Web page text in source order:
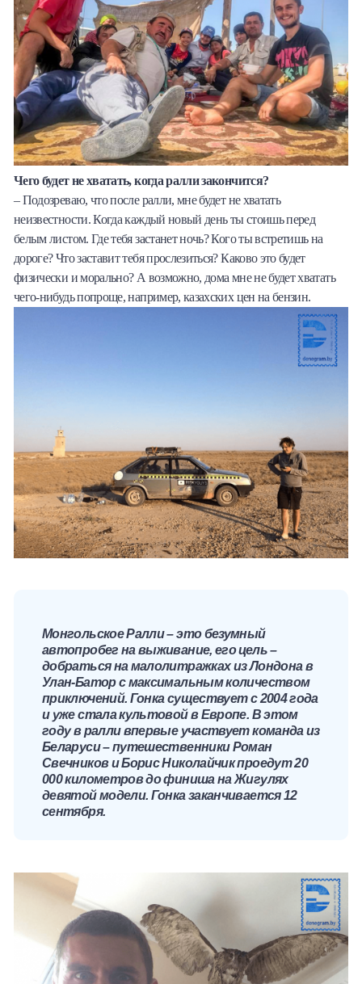
Чего будет не хватать, когда ралли закончится?
– Подозреваю, что после ралли, мне будет не хватать
неизвестности. Когда каждый новый день ты стоишь перед
белым листом. Где тебя застанет ночь? Кого ты встретишь на
дороге? Что заставит тебя прослезиться? Каково это будет
физически и морально? А возможно, дома мне не будет хватать
чего-нибудь попроще, например, казахских цен на бензин.
Монгольское Ралли – это безумный
автопробег на выживание, его цель –
добраться на малолитражках из Лондона в
Улан-Батор с максимальным количеством
приключений. Гонка существует с 2004 года
и уже стала культовой в Европе. В этом
году в ралли впервые участвует команда из
Беларуси – путешественники Роман
Свечников и Борис Николайчик проедут 20
000 километров до финиша на Жигулях
девятой модели. Гонка заканчивается 12
сентября.